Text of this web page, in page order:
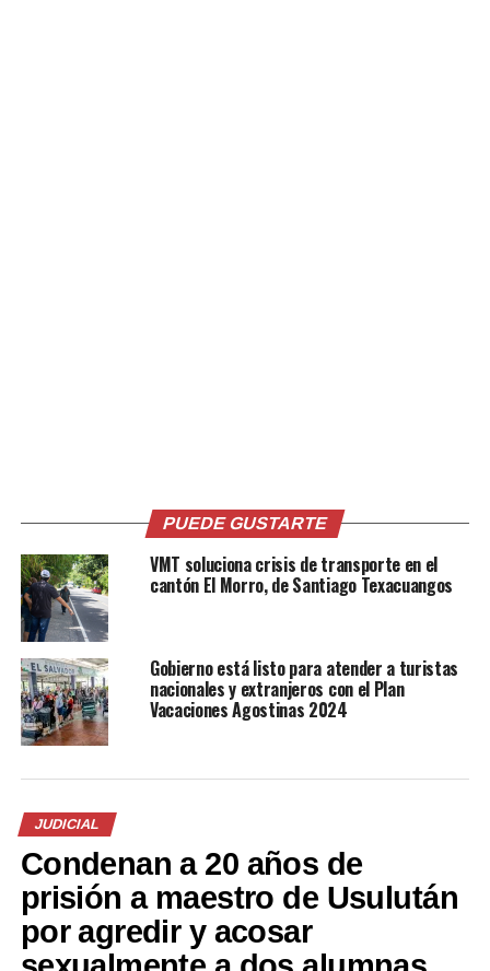
Comparte esto:
Facebook X
PUEDE GUSTARTE
VMT soluciona crisis de transporte en el
cantón El Morro, de Santiago Texacuangos
Gobierno está listo para atender a turistas
nacionales y extranjeros con el Plan
Vacaciones Agostinas 2024
JUDICIAL
Condenan a 20 años de
prisión a maestro de Usulután
por agredir y acosar